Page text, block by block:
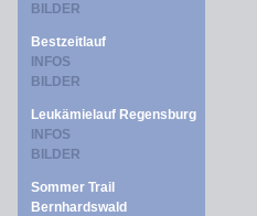
BILDER
Bestzeitlauf
INFOS
BILDER
Leukämielauf Regensburg
INFOS
BILDER
Sommer Trail
Bernhardswald